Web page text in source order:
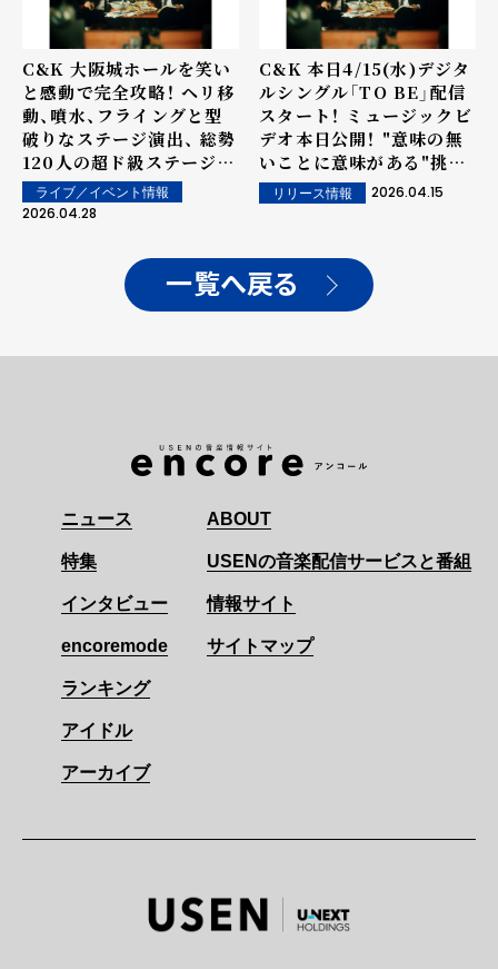
C&K 大阪城ホールを笑い
と感動で完全攻略！ ヘリ移
動、噴水、フライングと型
破りなステージ演出、 総勢
120人の超ド級ステージ
で"無謀な挑戦城"が大成功
ライブ／イベント情報
2026.04.28
C&K 本日4/15(水)デジタ
ルシングル「TO BE」配信
スタート！ ミュージックビ
デオ本日公開！ "意味の無
いことに意味がある"挑戦
的な意欲作！
リリース情報 2026.04.15
一覧へ戻る
ニュース
特集
インタビュー
encoremode
ランキング
アイドル
アーカイブ
ABOUT
USENの音楽配信サービスと番組
情報サイト
サイトマップ